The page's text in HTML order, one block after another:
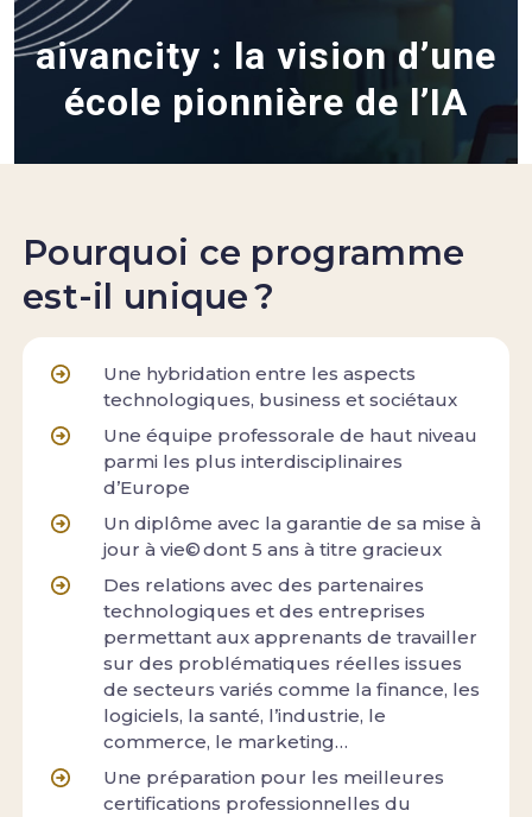
aivancity : la vision d’une
école pionnière de l’IA
Pourquoi ce programme
est-il unique ?
Une hybridation entre les aspects
technologiques, business et sociétaux
Une équipe professorale de haut niveau
parmi les plus interdisciplinaires
d’Europe
Un diplôme avec la garantie de sa mise à
jour à vie© dont 5 ans à titre gracieux
Des relations avec des partenaires
technologiques et des entreprises
permettant aux apprenants de travailler
sur des problématiques réelles issues
de secteurs variés comme la finance, les
logiciels, la santé, l’industrie, le
commerce, le marketing…
Une préparation pour les meilleures
certifications professionnelles du